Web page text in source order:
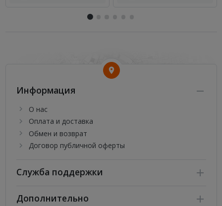
Информация
О нас
Оплата и доставка
Обмен и возврат
Договор публичной оферты
Служба поддержки
Дополнительно